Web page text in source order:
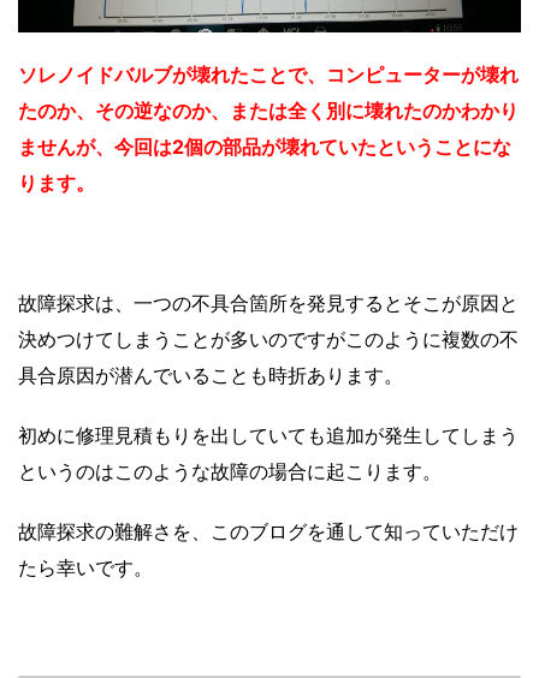
ソレノイドバルブが壊れたことで、コンピューターが壊れ
たのか、その逆なのか、または全く別に壊れたのかわかり
ませんが、今回は2個の部品が壊れていたということにな
ります。
故障探求は、一つの不具合箇所を発見するとそこが原因と
決めつけてしまうことが多いのですがこのように複数の不
具合原因が潜んでいることも時折あります。
初めに修理見積もりを出していても追加が発生してしまう
というのはこのような故障の場合に起こります。
故障探求の難解さを、このブログを通して知っていただけ
たら幸いです。